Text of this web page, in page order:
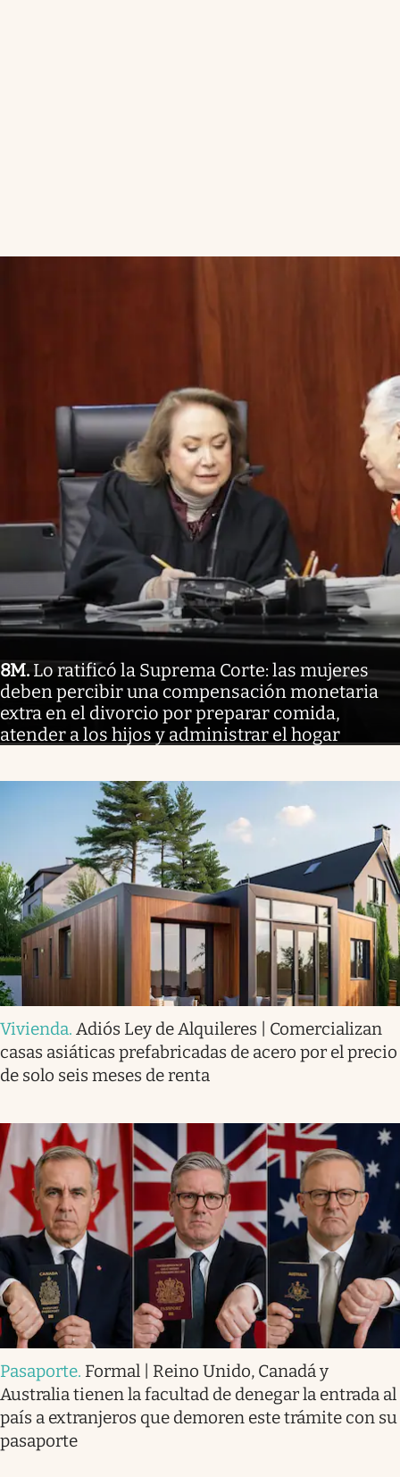
8M. Lo ratificó la Suprema Corte: las mujeres
deben percibir una compensación monetaria
extra en el divorcio por preparar comida,
atender a los hijos y administrar el hogar
Vivienda. Adiós Ley de Alquileres | Comercializan
casas asiáticas prefabricadas de acero por el precio
de solo seis meses de renta
Pasaporte. Formal | Reino Unido, Canadá y
Australia tienen la facultad de denegar la entrada al
país a extranjeros que demoren este trámite con su
pasaporte